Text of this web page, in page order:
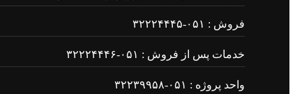
فروش : ۰۵۱-۳۲۲۲۴۴۴۵
خدمات پس از فروش : ۰۵۱-۳۲۲۲۴۴۴۶
واحد پروژه : ۰۵۱-۳۲۲۳۹۹۵۸